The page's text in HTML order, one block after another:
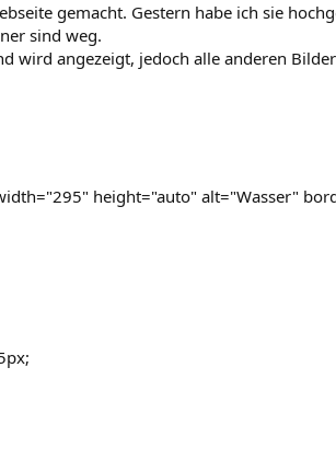
gemacht. Gestern habe ich sie
sind weg.
wird angezeigt, jedoch alle anderen
height="auto" alt="Wasser"